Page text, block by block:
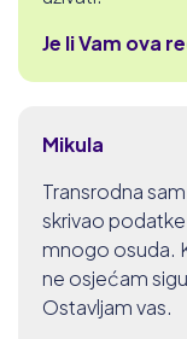
Je li Vam ova
Mikula
Transrodna
skrivao
mnogo osuda.
ne osjećam
Ostavljam vas.